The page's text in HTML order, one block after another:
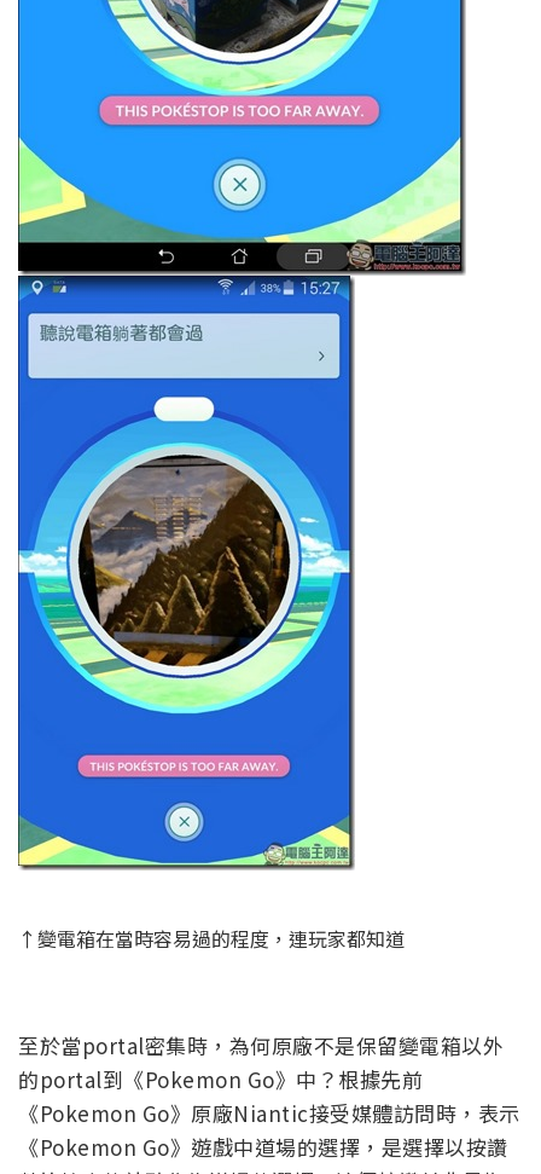
↑變電箱在當時容易過的程度，連玩家都知道
至於當portal密集時，為何原廠不是保留變電箱以外
的portal到《Pokemon Go》中？根據先前
《Pokemon Go》原廠Niantic接受媒體訪問時，表示
《Pokemon Go》遊戲中道場的選擇，是選擇以按讚